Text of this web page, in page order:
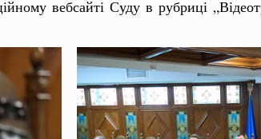
вебсайті Суду в рубриці